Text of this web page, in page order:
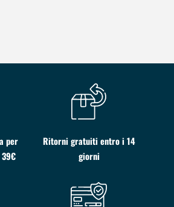
per
Ritorni gratuiti entro i 14
giorni